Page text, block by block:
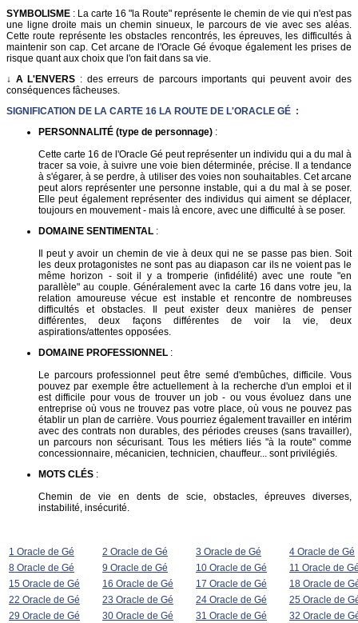
SYMBOLISME : La carte 16 "la Route" représente le chemin de vie qui n'est pas
une ligne droite mais un chemin sinueux, le parcours de vie avec ses aléas.
Cette route représente les obstacles rencontrés, les épreuves, les difficultés à
maintenir son cap. Cet arcane de l'Oracle Gé évoque également les prises de
risque quant aux choix que l'on fait dans sa vie.
↓ A L'ENVERS : des erreurs de parcours importants qui peuvent avoir des
conséquences fâcheuses.
SIGNIFICATION DE LA CARTE 16 LA ROUTE DE L'ORACLE GÉ :
PERSONNALITÉ (type de personnage) :
Cette carte 16 de l'Oracle Gé peut représenter un individu qui a du mal à
tracer sa voie, à suivre une voie bien déterminée, précise. Il a tendance
à s'égarer, à se perdre, à utiliser des voies non souhaitables. Cet arcane
peut alors représenter une personne instable, qui a du mal à se poser.
Elle peut également représenter des individus qui aiment se déplacer,
toujours en mouvement - mais là encore, avec une difficulté à se poser.
DOMAINE SENTIMENTAL :
Il peut y avoir un chemin de vie à deux qui ne se passe pas bien. Soit
les deux protagonistes ne sont pas au diapason car ils ne voient pas le
même horizon - soit il y a tromperie (infidélité) avec une route "en
parallèle" au couple. Généralement avec la carte 16 dans votre jeu, la
relation amoureuse vécue est instable et rencontre de nombreuses
difficultés et obstacles. Il peut exister deux manières de penser
différentes, deux façons différentes de voir la vie, deux
aspirations/attentes opposées.
DOMAINE PROFESSIONNEL :
Le parcours professionnel peut être semé d'embûches, difficile. Vous
pouvez par exemple être actuellement à la recherche d'un emploi et il
est difficile pour vous de trouver un job - ou vous évoluez dans une
entreprise où vous ne trouvez pas votre place, où vous ne pouvez pas
établir un plan de carrière. Vous pourriez également travailler en intérim
avec des contrats non durables, des périodes creuses (sans travailler),
un parcours non sécurisant. Tous les métiers liés "à la route" comme
concessionnaire, mécanicien, technicien, chauffeur... sont privilégiés.
MOTS CLÉS :
Chemin de vie en dents de scie, obstacles, épreuves diverses,
instabilité, insécurité.
1 Oracle de Gé 2 Oracle de Gé 3 Oracle de Gé
4 Oracle de Gé
8 Oracle de Gé
9 Oracle de Gé 10 Oracle de Gé
11 Oracle de
15 Oracle de Gé
16 Oracle de Gé 17 Oracle de Gé
18 Oracle de
22 Oracle de Gé
23 Oracle de Gé 24 Oracle de Gé
25 Oracle de
29 Oracle de Gé
30 Oracle de Gé 31 Oracle de Gé
32 Oracle de